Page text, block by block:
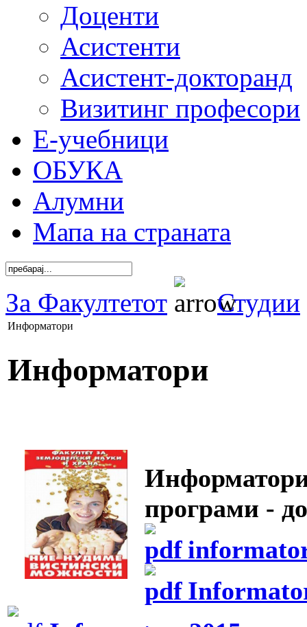
Доценти
Асистенти
Асистент-докторанд
Визитинг професори
Е-учебници
ОБУКА
Алумни
Мапа на страната
За Факултетот Студии
Информатори
Информатори
програми -